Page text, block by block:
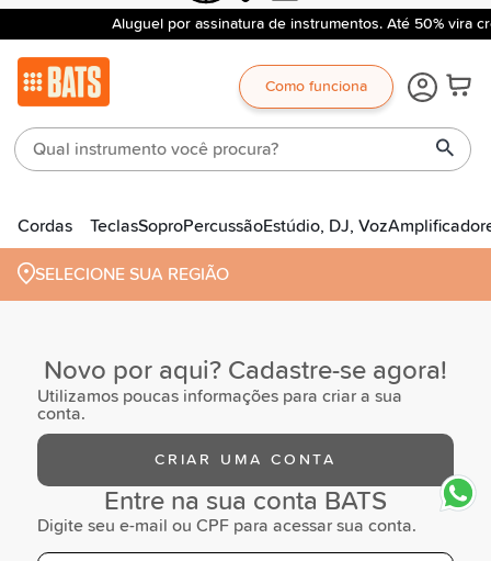
Aluguel por assinatura de instrumentos. Até 50% vira
Como funciona
Cordas TeclasSoproPercussãoEstúdio, DJ, Voz
SELECIONE SUA REGIÃO
Novo por aqui? Cadastre-se agora!
Utilizamos poucas informações para criar a sua
conta.
CRIAR UMA CONTA
Entre na sua conta BATS
Digite seu e-mail ou CPF para acessar sua conta.